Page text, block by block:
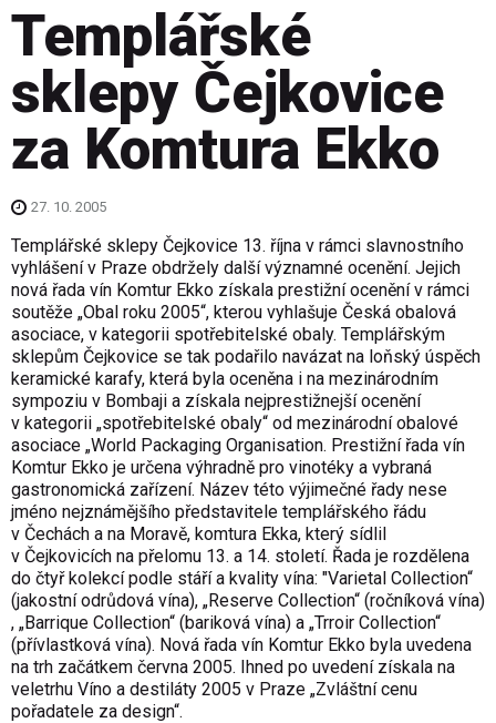
Templářské
sklepy Čejkovice
za Komtura Ekko
27. 10. 2005
Templářské sklepy Čejkovice 13. října v rámci slavnostního
vyhlášení v Praze obdržely další významné ocenění. Jejich
nová řada vín Komtur Ekko získala prestižní ocenění v rámci
soutěže „Obal roku 2005“, kterou vyhlašuje Česká obalová
asociace, v kategorii spotřebitelské obaly. Templářským
sklepům Čejkovice se tak podařilo navázat na loňský úspěch
keramické karafy, která byla oceněna i na mezinárodním
sympoziu v Bombaji a získala nejprestižnejší ocenění
v kategorii „spotřebitelské obaly“ od mezinárodní obalové
asociace „World Packaging Organisation. Prestižní řada vín
Komtur Ekko je určena výhradně pro vinotéky a vybraná
gastronomická zařízení. Název této výjimečné řady nese
jméno nejznámějšího představitele templářského řádu
v Čechách a na Moravě, komtura Ekka, který sídlil
v Čejkovicích na přelomu 13. a 14. století. Řada je rozdělena
do čtyř kolekcí podle stáří a kvality vína: "Varietal Collection“
(jakostní odrůdová vína), „Reserve Collection“ (ročníková vína)
, „Barrique Collection“ (bariková vína) a „Trroir Collection“
(přívlastková vína). Nová řada vín Komtur Ekko byla uvedena
na trh začátkem června 2005. Ihned po uvedení získala na
veletrhu Víno a destiláty 2005 v Praze „Zvláštní cenu
pořadatele za design“.